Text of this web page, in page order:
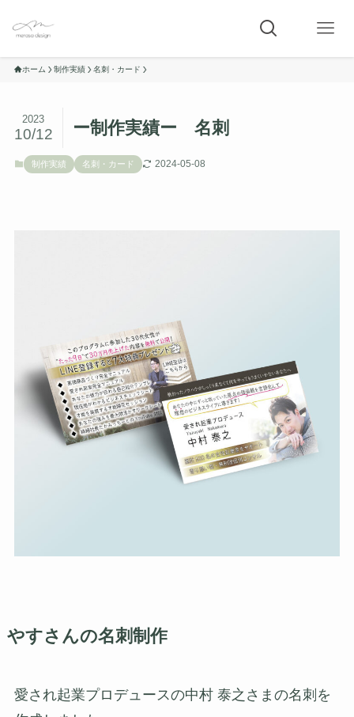
ホーム 制作実績 名刺・カード
ー制作実績ー 名刺
2023
10/12
制作実績 名刺・カード 2024-05-08
やすさんの名刺制作
愛され起業プロデュースの中村 泰之さまの名刺を